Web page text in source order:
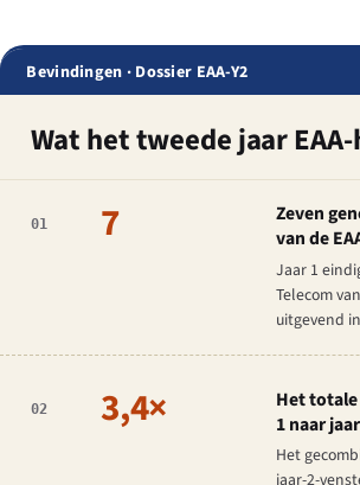
Bevindingen · Dossier EAA-Y2
Wat het tweede jaar
01 7
Zeven
van de
Jaar 1
Telecom
uitgevend
02 3,4×
Het
1 naar
Het